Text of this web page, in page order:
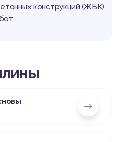
конструкций (ЖБК)